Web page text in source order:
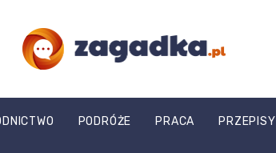
zagadka.pl
PODRÓŻE PRACA PRZEPISY